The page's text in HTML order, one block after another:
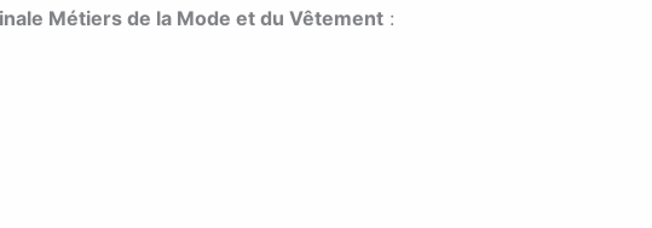
Métiers de la Mode et du Vêtement :